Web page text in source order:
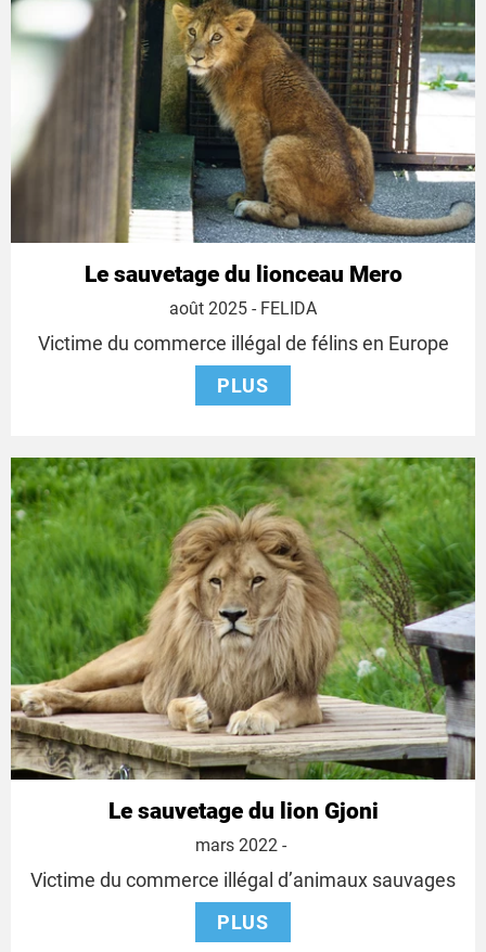
Le sauvetage du lionceau Mero
4
2025
août 2025 - FELIDA
Victime du commerce illégal de félins en Europe
PLUS
Le sauvetage du lion Gjoni
22
mars
2022
mars 2022 -
Victime du commerce illégal d’animaux sauvages
PLUS